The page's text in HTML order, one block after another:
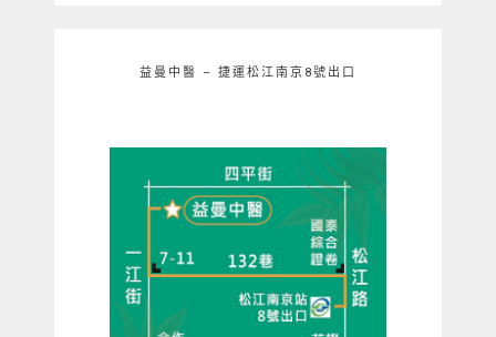
益曼中醫 – 捷運松江南京8號出口